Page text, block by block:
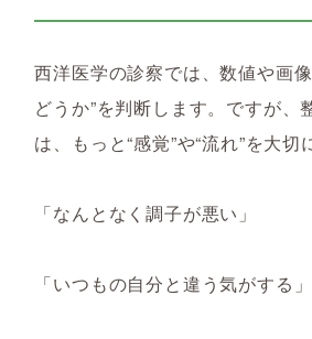
西洋医学の診察では、数値や画
どうか”を判断します。ですが、
は、もっと“感覚”や“流れ”を大切
「なんとなく調子が悪い」
「いつもの自分と違う気がする」